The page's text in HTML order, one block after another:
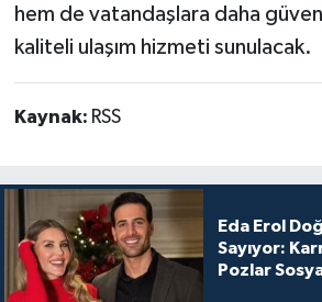
hem de vatandaşlara daha
kaliteli ulaşım hizmeti sunulacak.
Kaynak: RSS
Eda Erol
Sayıyor:
Pozlar